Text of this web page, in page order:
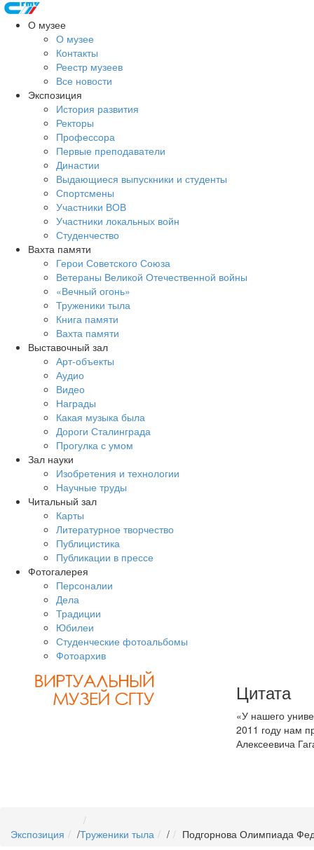
О музее
О музее
Контакты
Реестр музеев
Все новости
Экспозиция
История развития
Ректоры
Профессора
Первые преподаватели
Династии
Выдающиеся выпускники и студенты
Спортсмены
Участники ВОВ
Участники локальных войн
Студенчество
Вахта памяти
Герои Советского Союза
Ветераны Великой Отечественной войны
«Вечный огонь»
Труженики тыла
Книга памяти
Вахта памяти
Выставочный зал
Арт-объекты
Аудио
Видео
Награды
Какая музыка была
Дороги Сталинграда
Прогулка с умом
Зал науки
Изобретения и технологии
Научные труды
Читальный зал
Карты
Литературное творчество
Публицистика
Публикации в прессе
Фотогалерея
Персоналии
Дела
Традиции
Юбилеи
Студенческие фотоальбомы
Фотоархив
Цитата
«У нашего
2011 году нам
Алексеевича
Экспозиция /Труженики тыла / Подгорнова Олимпиада